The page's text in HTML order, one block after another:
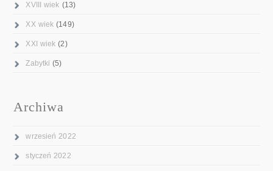
XVIII wiek (13)
XX wiek (149)
XXI wiek (2)
Zabytki (5)
Archiwa
wrzesień 2022
styczeń 2022